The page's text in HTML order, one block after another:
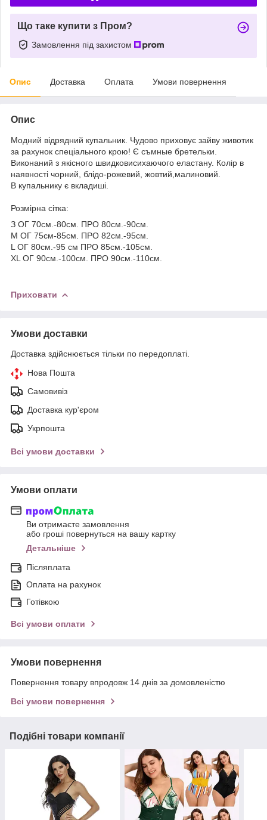
Що таке купити з Пром?
Замовлення під захистом
Опис Доставка Оплата Умови повернення
Опис
Модний відрядний купальник. Чудово приховує зайву животик
за рахунок спеціального крою! Є съмные бретельки.
Виконаний з якісного швидковисихаючого еластану. Колір в
наявності чорний, блідо-рожевий, жовтий,малиновий.
В купальнику є вкладиші.
Розмірна сітка:
З ОГ 70см.-80см. ПРО 80см.-90см.
M ОГ 75см-85см. ПРО 82см.-95см.
L ОГ 80см.-95 см ПРО 85см.-105см.
XL ОГ 90см.-100см. ПРО 90см.-110см.
Приховати
Умови доставки
Доставка здійснюється тільки по передоплаті.
Нова Пошта
Самовивіз
Доставка кур'єром
Укрпошта
Всі умови доставки
Умови оплати
Ви отримаєте замовлення
або гроші повернуться на вашу картку
Детальніше
Післяплата
Оплата на рахунок
Готівкою
Всі умови оплати
Умови повернення
Повернення товару впродовж 14 днів за домовленістю
Всі умови повернення
Подібні товари компанії